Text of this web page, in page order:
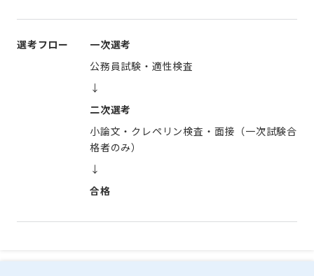
選考フロー
一次選考
公務員試験・適性検査
↓
二次選考
小論文・クレペリン検査・面接（一次試験合
格者のみ）
↓
合格